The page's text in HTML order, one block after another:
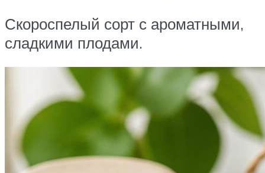
Скороспелый сорт с ароматными,
сладкими плодами.